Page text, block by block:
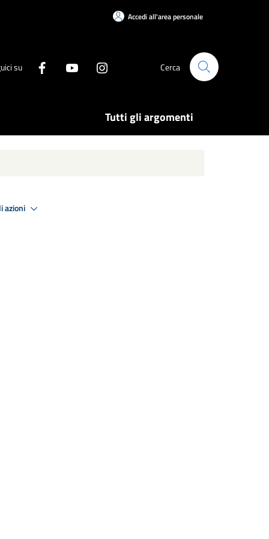
Accedi all'area personale
su Cerca
Tutti gli argomenti
azioni